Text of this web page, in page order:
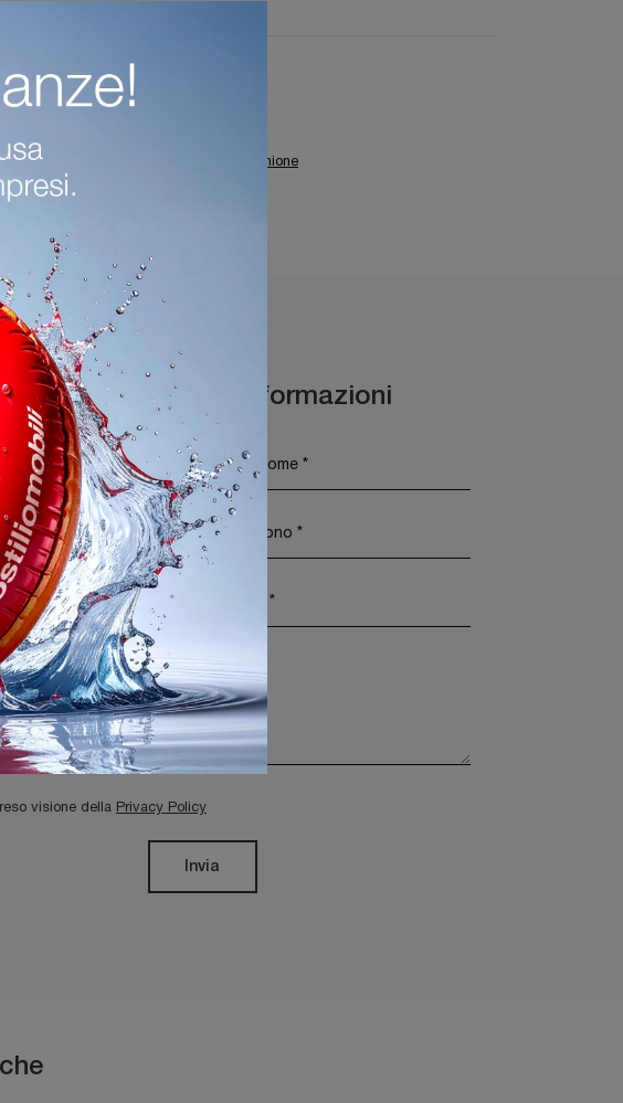
Negozio Di Divani A Sirmione
Richiedi Maggiori Informazioni
visione della Privacy Policy
Invia